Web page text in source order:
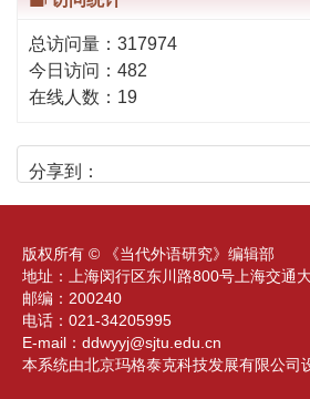
总访问量： 317974
今日访问： 482
在线人数： 19
分享到：
版权所有 © 《当代外语研究》编辑部
地址：上海闵行区东川路800号上海交通
邮编：200240
电话：021-34205995
E-mail： ddwyyj@sjtu.edu.cn
本系统由北京玛格泰克科技发展有限公司